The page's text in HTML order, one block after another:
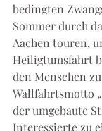
bedingten
Sommer durch
Aachen touren,
Heiligtumsfahrt
den Menschen
Wallfahrtsmotto
der umgebaute
Interessierte zu